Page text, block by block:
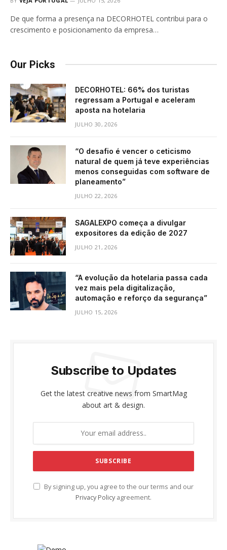
De que forma a presença na DECORHOTEL contribui para o
crescimento e posicionamento da empresa…
Our Picks
DECORHOTEL: 66% dos turistas
regressam a Portugal e aceleram
aposta na hotelaria
JULHO 30, 2026
“O desafio é vencer o ceticismo
natural de quem já teve experiências
menos conseguidas com software de
planeamento”
JULHO 22, 2026
SAGALEXPO começa a divulgar
expositores da edição de 2027
JULHO 21, 2026
“A evolução da hotelaria passa cada
vez mais pela digitalização,
automação e reforço da segurança”
JULHO 15, 2026
Subscribe to Updates
Get the latest creative news from SmartMag
about art & design.
By signing up, you agree to the our terms and our
Privacy Policy agreement.